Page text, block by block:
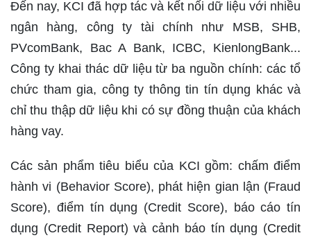
Đến nay, KCI đã hợp tác và kết nối dữ liệu với nhiều
ngân hàng, công ty tài chính như MSB, SHB,
PVcomBank, Bac A Bank, ICBC, KienlongBank...
Công ty khai thác dữ liệu từ ba nguồn chính: các tổ
chức tham gia, công ty thông tin tín dụng khác và
chỉ thu thập dữ liệu khi có sự đồng thuận của khách
hàng vay.
Các sản phẩm tiêu biểu của KCI gồm: chấm điểm
hành vi (Behavior Score), phát hiện gian lận (Fraud
Score), điểm tín dụng (Credit Score), báo cáo tín
dụng (Credit Report) và cảnh báo tín dụng (Credit